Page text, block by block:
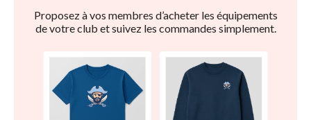
Proposez à vos membres d’acheter les équipements
de votre club et suivez les commandes simplement.